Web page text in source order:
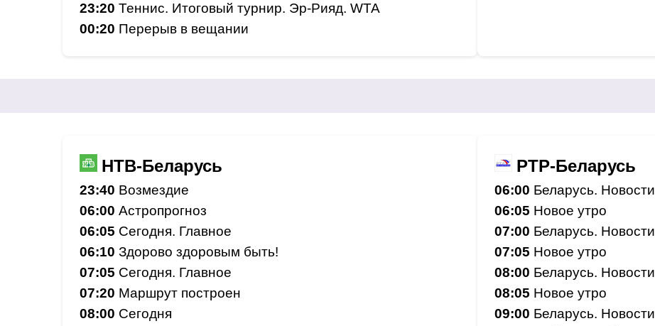
23:20 Теннис. Итоговый турнир. Эр-Рияд. WTA
00:20 Перерыв в вещании
НТВ-Беларусь
23:40 Возмездие
06:00 Астропрогноз
06:05 Сегодня. Главное
06:10 Здорово здоровым быть!
07:05 Сегодня. Главное
07:20 Маршрут построен
08:00 Сегодня
РТР-Беларусь
06:00 Беларусь. Новости
06:05 Новое утро
07:00 Беларусь. Новости
07:05 Новое утро
08:00 Беларусь. Новости
08:05 Новое утро
09:00 Беларусь. Новости